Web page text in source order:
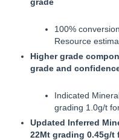
und als für Mich Gipfel mit
gänzlich verloren.
Kurze Rede, und Kein SInn:
hin- und wieder was
Als Erstes:
100%
Resource
Higher grade
grade and
Indicated
grading 1.0g/t
Updated Inferred
22Mt grading 0.45g/t